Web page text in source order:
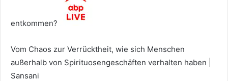
entkommen?
Vom Chaos zur Verrücktheit, wie sich Menschen
außerhalb von Spirituosengeschäften verhalten haben |
Sansani